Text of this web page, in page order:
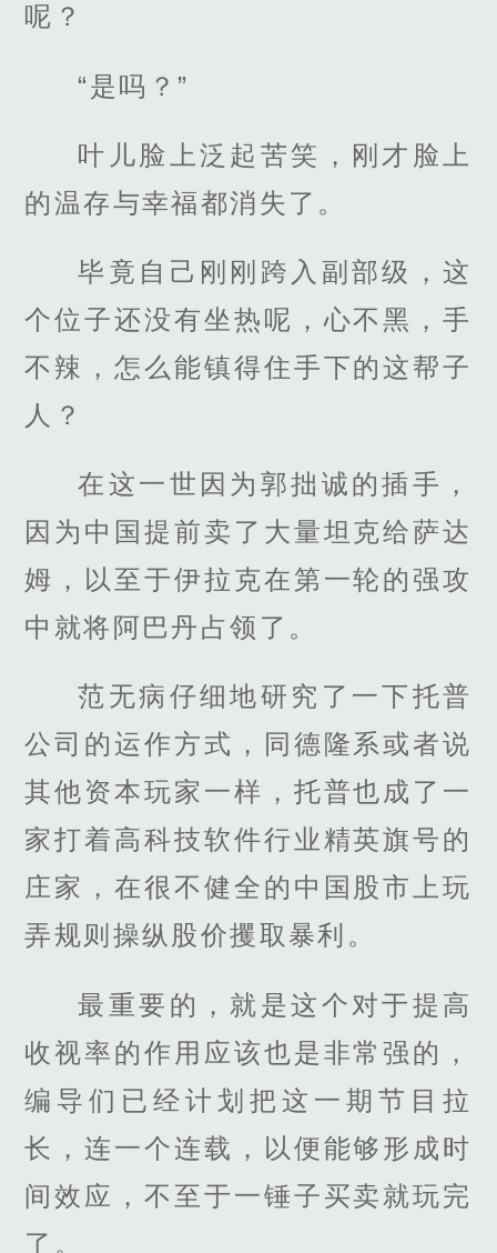
呢？
“是吗？”
叶儿脸上泛起苦笑，刚才脸上
的温存与幸福都消失了。
毕竟自己刚刚跨入副部级，这
个位子还没有坐热呢，心不黑，手
不辣，怎么能镇得住手下的这帮子
人？
在这一世因为郭拙诚的插手，
因为中国提前卖了大量坦克给萨达
姆，以至于伊拉克在第一轮的强攻
中就将阿巴丹占领了。
范无病仔细地研究了一下托普
公司的运作方式，同德隆系或者说
其他资本玩家一样，托普也成了一
家打着高科技软件行业精英旗号的
庄家，在很不健全的中国股市上玩
弄规则操纵股价攫取暴利。
最重要的，就是这个对于提高
收视率的作用应该也是非常强的，
编导们已经计划把这一期节目拉
长，连一个连载，以便能够形成时
间效应，不至于一锤子买卖就玩完
了。